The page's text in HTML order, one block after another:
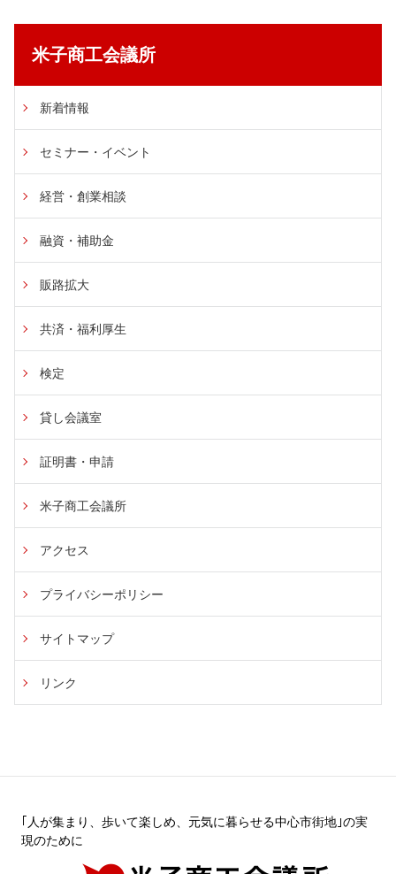
⑦
米子商工会議所
新着情報
セミナー・イベント
経営・創業相談
融資・補助金
販路拡大
共済・福利厚生
検定
貸し会議室
証明書・申請
米子商工会議所
アクセス
プライバシーポリシー
サイトマップ
リンク
｢人が集まり、歩いて楽しめ、元気に暮らせる中心市街地｣の実
現のために